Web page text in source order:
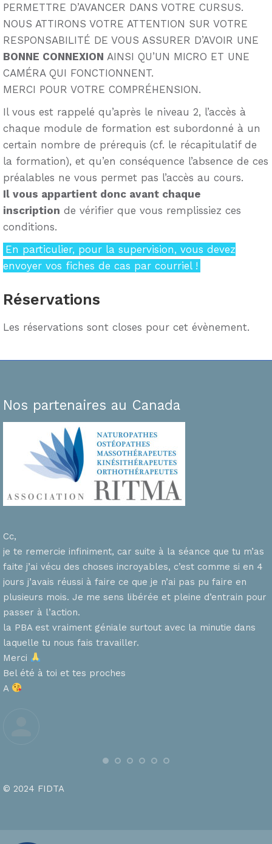
PERMETTRE D’AVANCER DANS VOTRE CURSUS.
NOUS ATTIRONS VOTRE ATTENTION SUR VOTRE
RESPONSABILITÉ DE VOUS ASSURER D’AVOIR UNE
BONNE CONNEXION AINSI QU’UN MICRO ET UNE
CAMÉRA QUI FONCTIONNENT.
MERCI POUR VOTRE COMPRÉHENSION.
Il vous est rappelé qu’après le niveau 2, l’accès à
chaque module de formation est subordonné à un
certain nombre de prérequis (cf. le récapitulatif de
la formation), et qu’en conséquence l’absence de ces
préalables ne vous permet pas l’accès au cours.
Il vous appartient donc avant chaque
inscription de vérifier que vous remplissiez ces
conditions.
En particulier, pour la supervision, vous devez
envoyer vos fiches de cas par courriel !
Réservations
Les réservations sont closes pour cet évènement.
Nos partenaires au Canada
Cc,
je te remercie infiniment, car suite à la séance que tu m’as
faite j’ai vécu des choses incroyables, c’est comme si en 4
jours j’avais réussi à faire ce que je n’ai pas pu faire en
plusieurs mois. Je me sens libérée et pleine d’entrain pour
passer à l’action.
la PBA est vraiment géniale surtout avec la minutie dans
laquelle tu nous fais travailler.
Merci
Bel été à toi et tes proches
A
© 2024 FIDTA